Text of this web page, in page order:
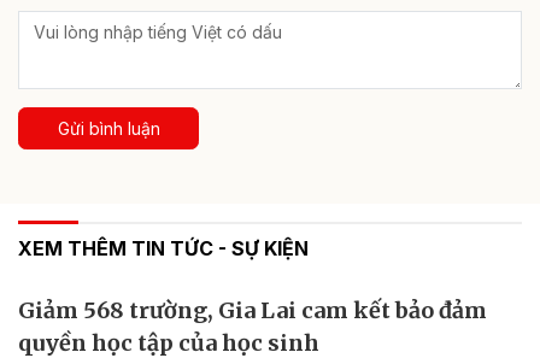
Gửi bình luận
XEM THÊM TIN TỨC - SỰ KIỆN
Giảm 568 trường, Gia Lai cam kết bảo đảm
quyền học tập của học sinh